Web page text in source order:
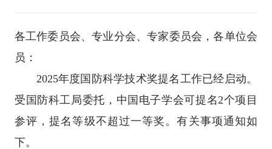
各工作委员会、专业分会、专家委员会，各单位会
员：
2025年度国防科学技术奖提名工作已经启动。
受国防科工局委托，中国电子学会可提名2个项目
参评，提名等级不超过一等奖。有关事项通知如
下。